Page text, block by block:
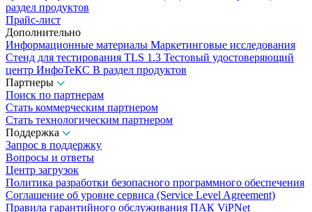
раздел продуктов
Прайс-лист
Дополнительно
Информационные материалы Маркетинговые исследования
Стенд для тестирования TLS 1.3 Тестовый удостоверяющий
центр ИнфоТеКС В раздел продуктов
Партнеры
Поиск по партнерам
Стать коммерческим партнером
Стать технологическим партнером
Поддержка
Запрос в поддержку
Вопросы и ответы
Центр загрузок
Политика разработки безопасного программного обеспечения
Соглашение об уровне сервиса (Service Level Agreement)
Правила гарантийного обслуживания ПАК ViPNet